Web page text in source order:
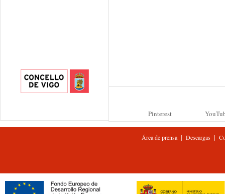
Pinterest
Área de prensa| Descargas|